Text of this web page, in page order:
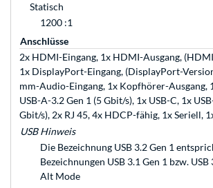
Statisch
1200 :1
Anschlüsse
2x HDMI-Eingang, 1x HDMI-Ausgang,
1x DisplayPort-Eingang, (DisplayPort-
mm-Audio-Eingang, 1x Kopfhörer-Ausgang,
USB-A-3.2 Gen 1 (5 Gbit/s), 1x USB-C, 1x
Gbit/s), 2x RJ 45, 4x HDCP-fähig, 1x Seriell,
USB Hinweis
Die Bezeichnung USB 3.2 Gen 1
Bezeichnungen USB 3.1 Gen 1 bzw. USB
Alt Mode